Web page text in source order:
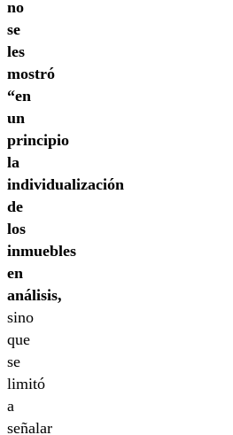
no
se
les
mostró
“en
un
principio
la
individualización
de
los
inmuebles
en
análisis,
sino
que
se
limitó
a
señalar